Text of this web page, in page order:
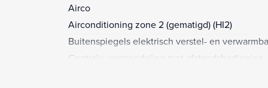
Airco
Airconditioning zone 2 (gematigd) (HI2)
Buitenspiegels elektrisch verstel- en
Centrale vergrendeling met afstandsbediening